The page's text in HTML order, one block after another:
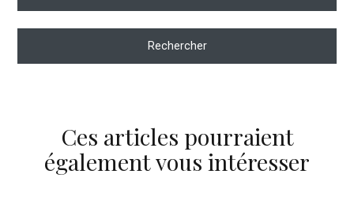
Rechercher
Ces articles pourraient
également vous intéresser